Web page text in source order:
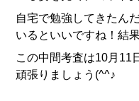
自宅で勉強してきたん
いるといいですね！結
この中間考査は10月11
頑張りましょう(^^♪